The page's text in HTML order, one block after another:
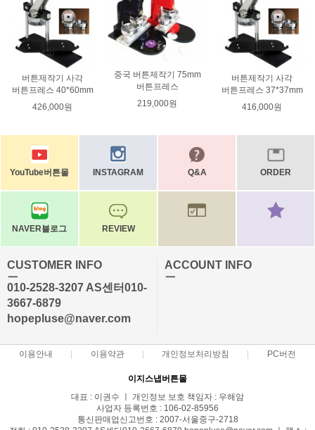
버튼제작기 사각
버튼프레스 40*60mm
426,000원
중국 버튼제작기 75mm
버튼프레스
219,000원
버튼제작기 사각
버튼프레스 37*37mm
416,000원
YouTube버튼몰 INSTAGRAM Q&A ORDER
NAVER블로그 REVIEW
CUSTOMER INFO
ㅡ
010-2528-3207 AS센터010-
3667-6879
hopepluse@naver.com
ACCOUNT INFO
ㅡ
이용안내 이용약관 개인정보처리방침 PC버전
이지스냅버튼몰
대표 : 이권수 ㅣ 개인정보 보호 책임자 : 우해암
사업자 등록번호 : 106-02-85956
통신판매업신고번호 : 2007-서울중구-2718